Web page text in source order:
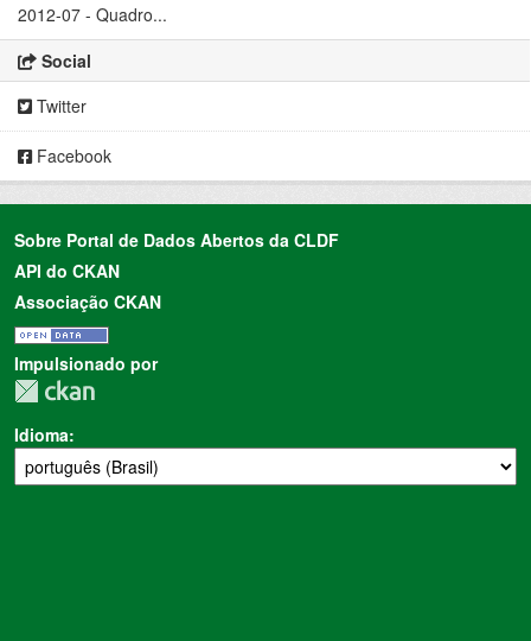
2012-07 - Quadro...
Social
Twitter
Facebook
Sobre Portal de Dados Abertos da CLDF
API do CKAN
Associação CKAN
Impulsionado por
Idioma